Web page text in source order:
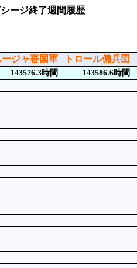
ージ終了週間履歴
ージャ蕃国軍 トロール傭兵団
143576.3時間 143586.6時間